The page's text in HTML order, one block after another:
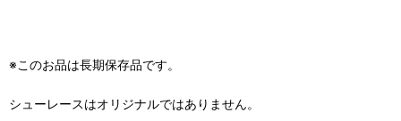
※このお品は長期保存品です。
シューレースはオリジナルではありません。